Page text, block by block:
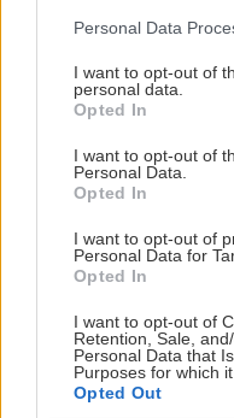
Please note that this
not limited to your visit
grant or deny consent to
use your data for below
consent section.
Personal Data
I want to opt-out of
personal data.
Opted In
I want to opt-out of
Personal Data.
Opted In
I want to opt-out of
Personal Data for
Opted In
I want to opt-out of
Retention, Sale,
Personal Data that
Purposes for which
Opted Out
paradajok: Tieto 3
odháňajú škodcov a
KOMENTÁRE